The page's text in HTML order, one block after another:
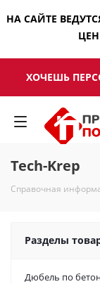
НА САЙТЕ
ХОЧЕШЬ
Tech-Krep
Справочная
Разделы
Дюбель по